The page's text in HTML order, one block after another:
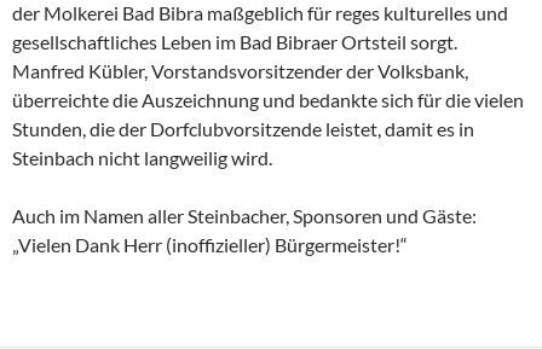
der Molkerei Bad Bibra maßgeblich für reges kulturelles und
gesellschaftliches Leben im Bad Bibraer Ortsteil sorgt.
Manfred Kübler, Vorstandsvorsitzender der Volksbank,
überreichte die Auszeichnung und bedankte sich für die vielen
Stunden, die der Dorfclubvorsitzende leistet, damit es in
Steinbach nicht langweilig wird.
Auch im Namen aller Steinbacher, Sponsoren und Gäste:
„Vielen Dank Herr (inoffizieller) Bürgermeister!“